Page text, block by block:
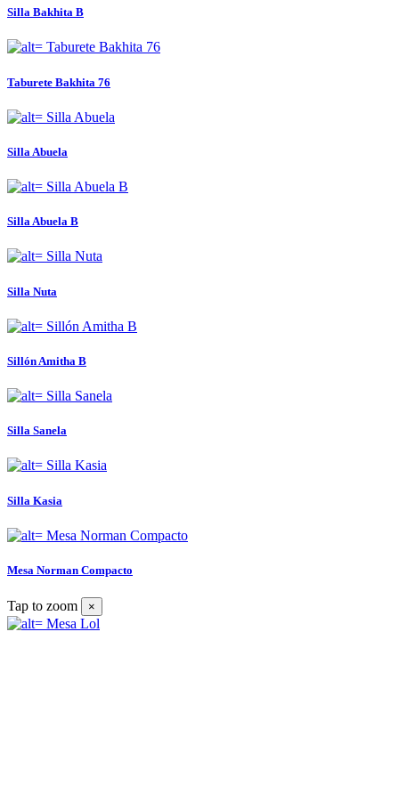
Silla Bakhita B
Taburete Bakhita 76
Silla Abuela
Silla Abuela B
Silla Nuta
Sillón Amitha B
Silla Sanela
Silla Kasia
Mesa Norman Compacto
Tap to zoom ×